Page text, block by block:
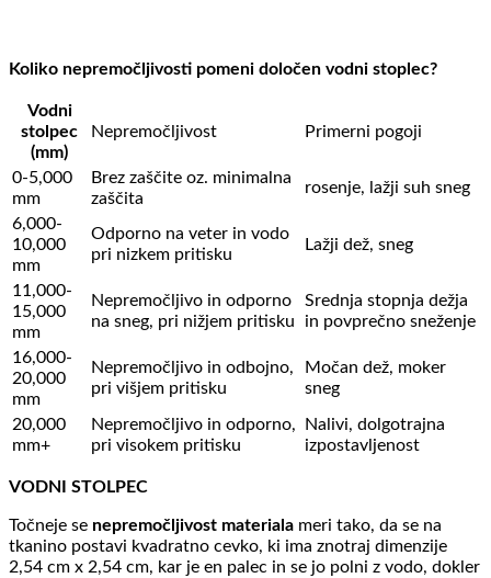
Koliko nepremočljivosti pomeni določen vodni stoplec?
Vodni
stolpec
(mm)
Nepremočljivost Primerni pogoji
0-5,000
mm
Brez zaščite oz. minimalna
zaščita
rosenje, lažji suh sneg
6,000-
10,000
mm
Odporno na veter in vodo
pri nizkem pritisku
Lažji dež, sneg
11,000-
15,000
mm
Nepremočljivo in odporno
na sneg, pri nižjem pritisku
Srednja stopnja dežja
in povprečno sneženje
16,000-
20,000
mm
Nepremočljivo in odbojno,
pri višjem pritisku
Močan dež, moker
sneg
20,000
mm+
Nepremočljivo in odporno,
pri visokem pritisku
Nalivi, dolgotrajna
izpostavljenost
VODNI STOLPEC
Točneje se nepremočljivost materiala meri tako, da se na
tkanino postavi kvadratno cevko, ki ima znotraj dimenzije
2,54 cm x 2,54 cm, kar je en palec in se jo polni z vodo, dokler